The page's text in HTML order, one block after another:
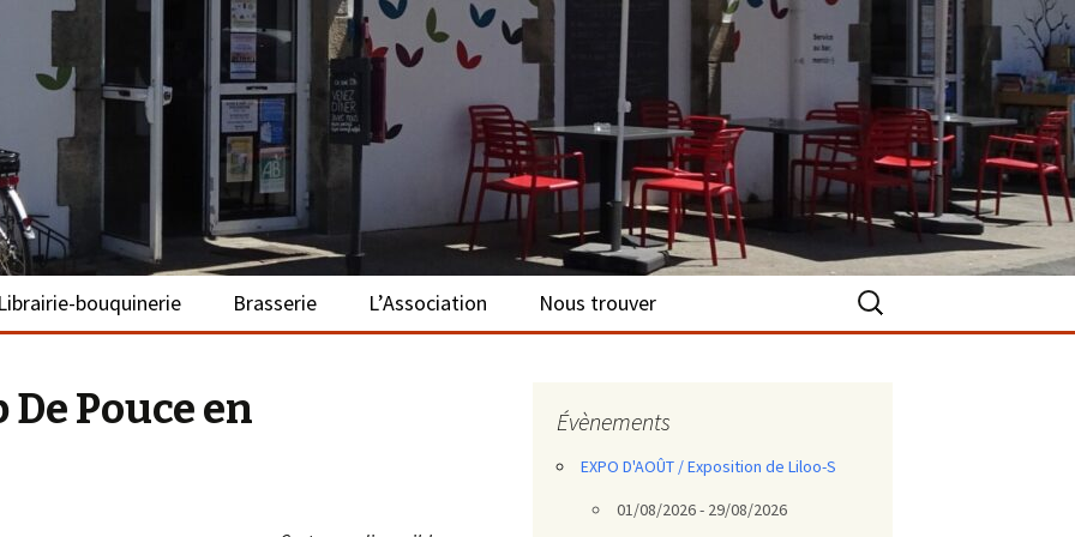
La Turballe
Librairie-bouquinerie
Brasserie
L’Association
Nous trouver Rechercher :
De Pouce en
Évènements
EXPO D'AOÛT / Exposition de Liloo-S
01/08/2026 - 29/08/2026